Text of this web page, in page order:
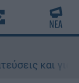
αντιδρούν